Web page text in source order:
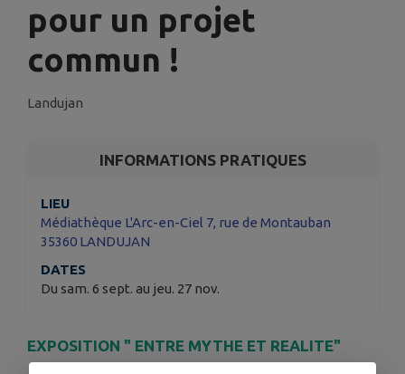
pour un projet
commun !
Landujan
INFORMATIONS PRATIQUES
LIEU
Médiathèque L'Arc-en-Ciel 7, rue de Montauban
35360 LANDUJAN
DATES
Du sam. 6 sept. au jeu. 27 nov.
EXPOSITION " ENTRE MYTHE ET REALITE"